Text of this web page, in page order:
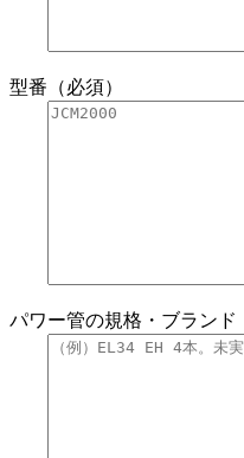
型番（必須）
パワー管の規格・ブランド